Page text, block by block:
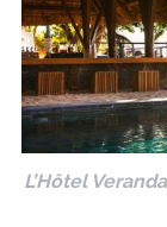
L’Hôtel